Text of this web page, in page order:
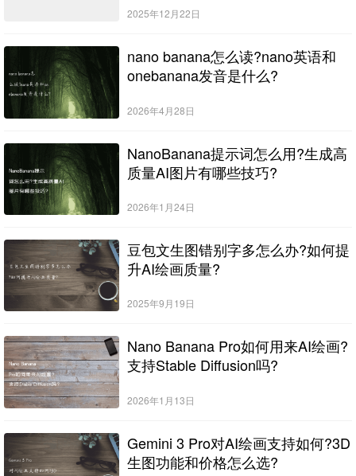
2025年12月22日
nano banana怎么读?nano英语和
onebanana发音是什么?
2026年4月28日
NanoBanana提示词怎么用?生成高
质量AI图片有哪些技巧?
2026年1月24日
豆包文生图错别字多怎么办?如何提
升AI绘画质量?
2025年9月19日
Nano Banana Pro如何用来AI绘画?
支持Stable Diffusion吗?
2026年1月13日
Gemini 3 Pro对AI绘画支持如何?3D
生图功能和价格怎么选?